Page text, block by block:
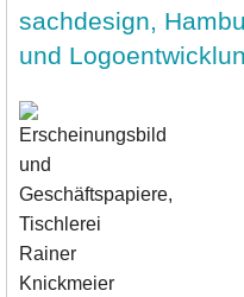
sachdesign,
und